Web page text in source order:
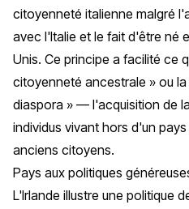
citoyenneté italienne malgré
avec l'Italie et le fait d'être né
Unis. Ce principe a facilité ce
citoyenneté ancestrale » ou
diaspora » — l'acquisition de
individus vivant hors d'un
anciens citoyens.
Pays aux politiques
L'Irlande illustre une politique